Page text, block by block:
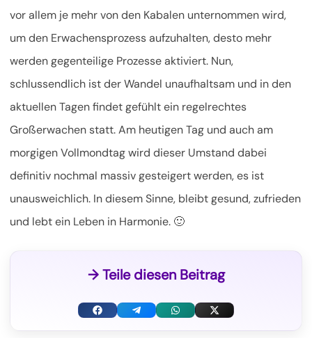
vor allem je mehr von den Kabalen unternommen wird,
um den Erwachensprozess aufzuhalten, desto mehr
werden gegenteilige Prozesse aktiviert. Nun,
schlussendlich ist der Wandel unaufhaltsam und in den
aktuellen Tagen findet gefühlt ein regelrechtes
Großerwachen statt. Am heutigen Tag und auch am
morgigen Vollmondtag wird dieser Umstand dabei
definitiv nochmal massiv gesteigert werden, es ist
unausweichlich. In diesem Sinne, bleibt gesund, zufrieden
und lebt ein Leben in Harmonie. 🙂
→ Teile diesen Beitrag
F
T
W
X